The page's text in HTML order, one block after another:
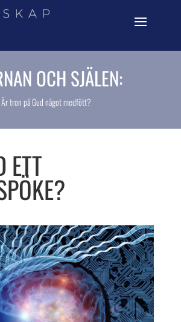
OCH SJÄLEN:
Är tron på Gud något medfött?
ETT